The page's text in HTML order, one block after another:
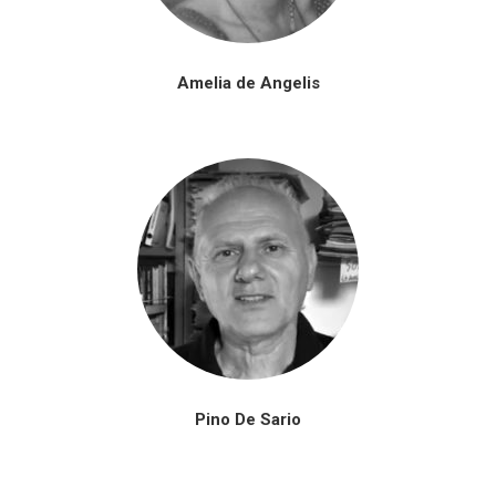
Amelia de Angelis
Pino De Sario